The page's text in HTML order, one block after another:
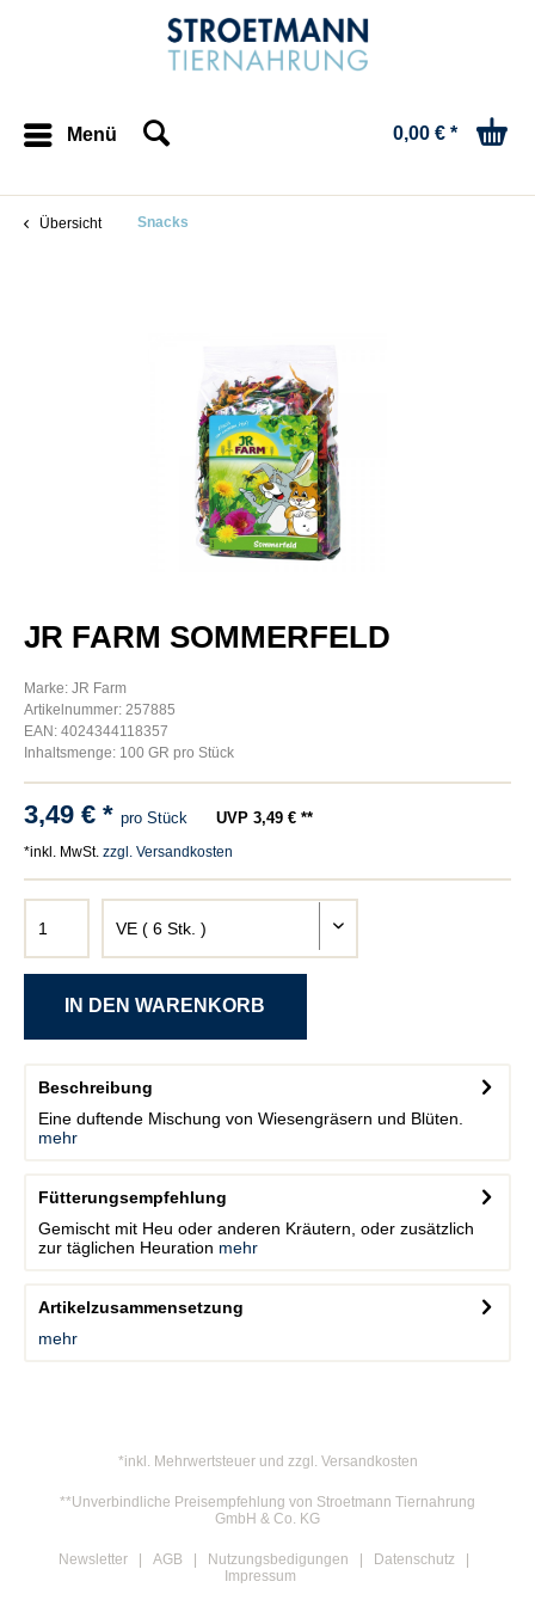
Menü 0,00 € *
Übersicht Snacks
JR FARM SOMMERFELD
Marke: JR Farm
Artikelnummer: 257885
EAN: 4024344118357
Inhaltsmenge: 100 GR pro Stück
3,49 € * pro Stück UVP 3,49 € **
*inkl. MwSt. zzgl. Versandkosten
Beschreibung
Eine duftende Mischung von Wiesengräsern und Blüten.
mehr
Fütterungsempfehlung
Gemischt mit Heu oder anderen Kräutern, oder zusätzlich
zur täglichen Heuration mehr
Artikelzusammensetzung
mehr
*inkl. Mehrwertsteuer und zzgl. Versandkosten
**Unverbindliche Preisempfehlung von Stroetmann Tiernahrung
GmbH & Co. KG
Newsletter AGB Nutzungsbedigungen
Datenschutz
Impressum